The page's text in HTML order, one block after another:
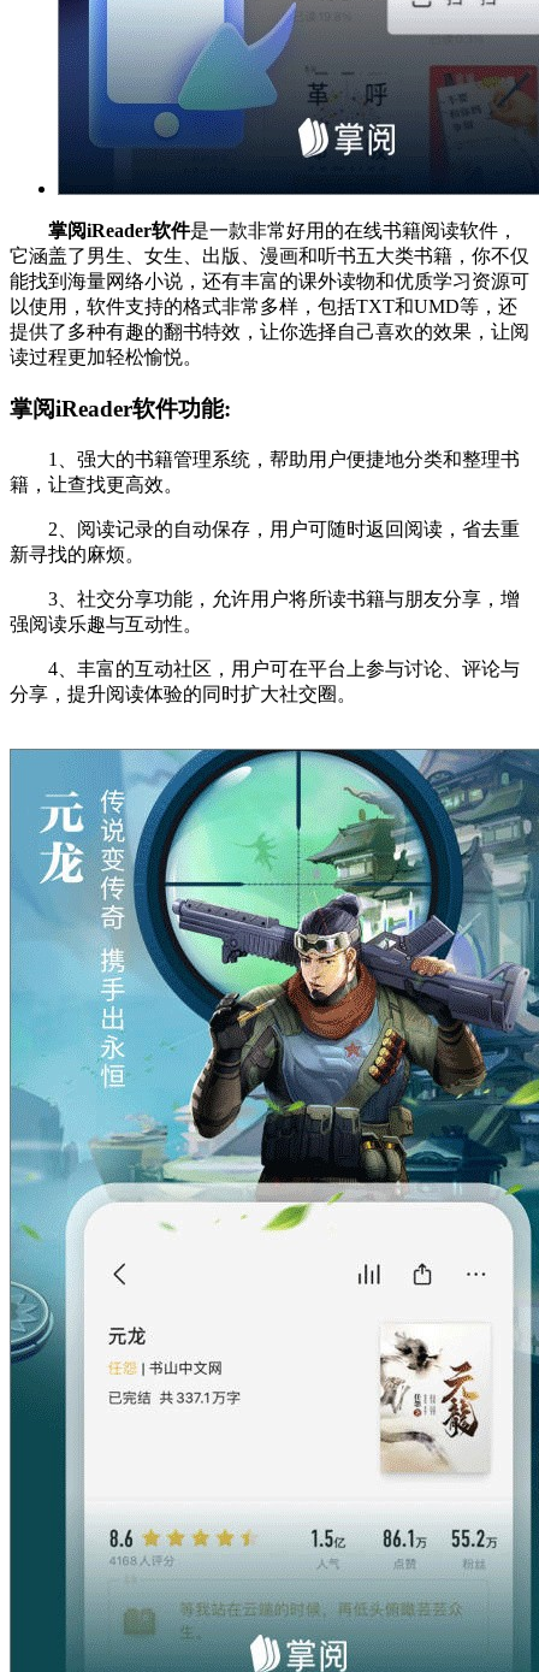
掌阅iReader软件是一款非常好用的在线书籍阅读软件，
它涵盖了男生、女生、出版、漫画和听书五大类书籍，你不仅
能找到海量网络小说，还有丰富的课外读物和优质学习资源可
以使用，软件支持的格式非常多样，包括TXT和UMD等，还
提供了多种有趣的翻书特效，让你选择自己喜欢的效果，让阅
读过程更加轻松愉悦。
掌阅iReader软件功能:
1、强大的书籍管理系统，帮助用户便捷地分类和整理书
籍，让查找更高效。
2、阅读记录的自动保存，用户可随时返回阅读，省去重
新寻找的麻烦。
3、社交分享功能，允许用户将所读书籍与朋友分享，增
强阅读乐趣与互动性。
4、丰富的互动社区，用户可在平台上参与讨论、评论与
分享，提升阅读体验的同时扩大社交圈。